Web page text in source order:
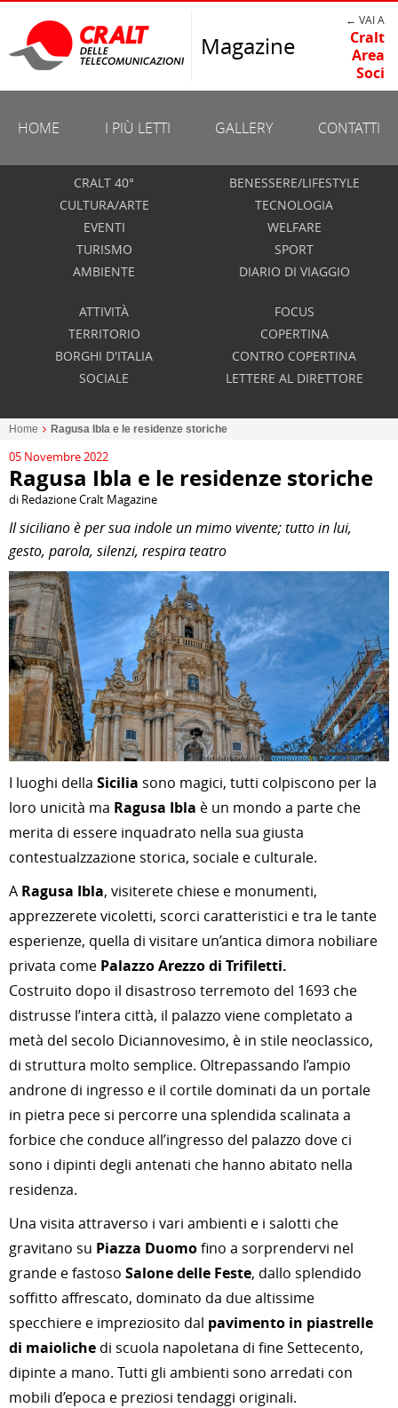
Magazine
← VAI A
Cralt
Area
Soci
HOME I PIÙ LETTI GALLERY CONTATTI
CRALT 40°
CULTURA/ARTE
EVENTI
TURISMO
AMBIENTE
BENESSERE/LIFESTYLE
TECNOLOGIA
WELFARE
SPORT
DIARIO DI VIAGGIO
ATTIVITÀ
TERRITORIO
BORGHI D'ITALIA
SOCIALE
FOCUS
COPERTINA
CONTRO COPERTINA
LETTERE AL DIRETTORE
Home Ragusa Ibla e le residenze storiche
05 Novembre 2022
Ragusa Ibla e le residenze storiche
di Redazione Cralt Magazine
Il siciliano è per sua indole un mimo vivente; tutto in lui,
gesto, parola, silenzi, respira teatro
I luoghi della Sicilia sono magici, tutti colpiscono per la
loro unicità ma Ragusa Ibla è un mondo a parte che
merita di essere inquadrato nella sua giusta
contestualzzazione storica, sociale e culturale.
A Ragusa Ibla, visiterete chiese e monumenti,
apprezzerete vicoletti, scorci caratteristici e tra le tante
esperienze, quella di visitare un’antica dimora nobiliare
privata come Palazzo Arezzo di Trifiletti.
Costruito dopo il disastroso terremoto del 1693 che
distrusse l’intera città, il palazzo viene completato a
metà del secolo Diciannovesimo, è in stile neoclassico,
di struttura molto semplice. Oltrepassando l’ampio
androne di ingresso e il cortile dominati da un portale
in pietra pece si percorre una splendida scalinata a
forbice che conduce all’ingresso del palazzo dove ci
sono i dipinti degli antenati che hanno abitato nella
residenza.
Una visita attraverso i vari ambienti e i salotti che
gravitano su Piazza Duomofino a sorprendervi nel
grande e fastoso Salone delle Feste, dallo splendido
soffitto affrescato, dominato da due altissime
specchiere e impreziosito dal pavimento in piastrelle
di maioliche di scuola napoletana di fine Settecento,
dipinte a mano. Tutti gli ambienti sono arredati con
mobili d’epoca e preziosi tendaggi originali.